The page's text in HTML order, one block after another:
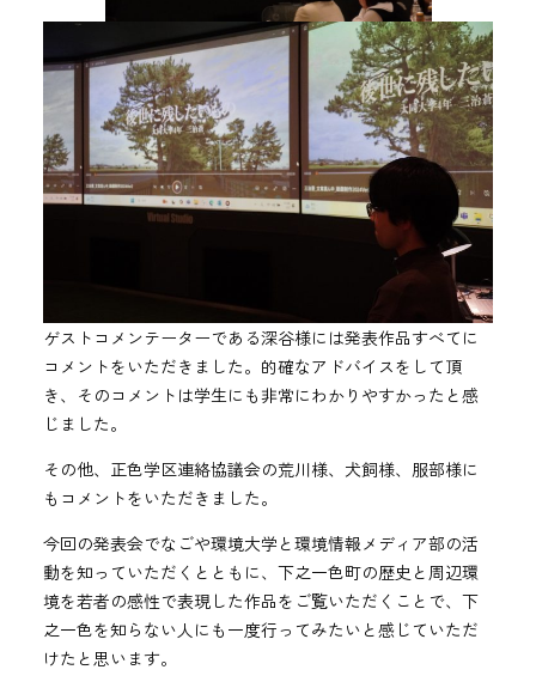
ゲストコメンテーターである深谷様には発表作品すべてに
コメントをいただきました。的確なアドバイスをして頂
き、そのコメントは学生にも非常にわかりやすかったと感
じました。
その他、正色学区連絡協議会の荒川様、犬飼様、服部様に
もコメントをいただきました。
今回の発表会でなごや環境大学と環境情報メディア部の活
動を知っていただくとともに、下之一色町の歴史と周辺環
境を若者の感性で表現した作品をご覧いただくことで、下
之一色を知らない人にも一度行ってみたいと感じていただ
けたと思います。